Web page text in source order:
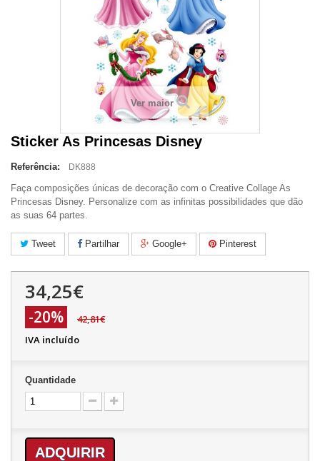
Ver maior
Sticker As Princesas Disney
Referência: DK888
Faça composições únicas de decoração com o Creative Collage As
Princesas Disney. Personalize com as infinitas possibilidades que dão
as suas 64 partes.
Tweet Partilhar Google+ Pinterest
34,25€
-20%
42,81€
IVA incluído
Quantidade
ADQUIRIR